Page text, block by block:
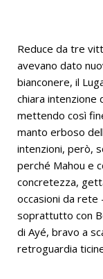
Reduce da tre
avevano dato
bianconere, il
chiara intenzione
mettendo così
manto erboso
intenzioni, però,
perché Mahou e
concretezza,
occasioni da rete
soprattutto con
di Ayé, bravo a
retroguardia